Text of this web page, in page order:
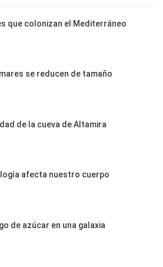
que colonizan el Mediterráneo
se reducen de tamaño
de la cueva de Altamira
afecta nuestro cuerpo
de azúcar en una galaxia